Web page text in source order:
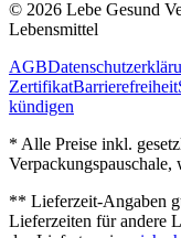
© 2026 Lebe Gesund
Lebensmittel
AGB
ZertifikatBarrierefreiheit
kündigen
* Alle Preise inkl.
Verpackungspauschale,
** Lieferzeit‐Angaben
Lieferzeiten für andere